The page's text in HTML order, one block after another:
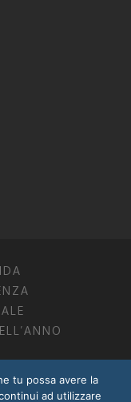
PROFESSIONISTI
tu possa avere la
ad utilizzare